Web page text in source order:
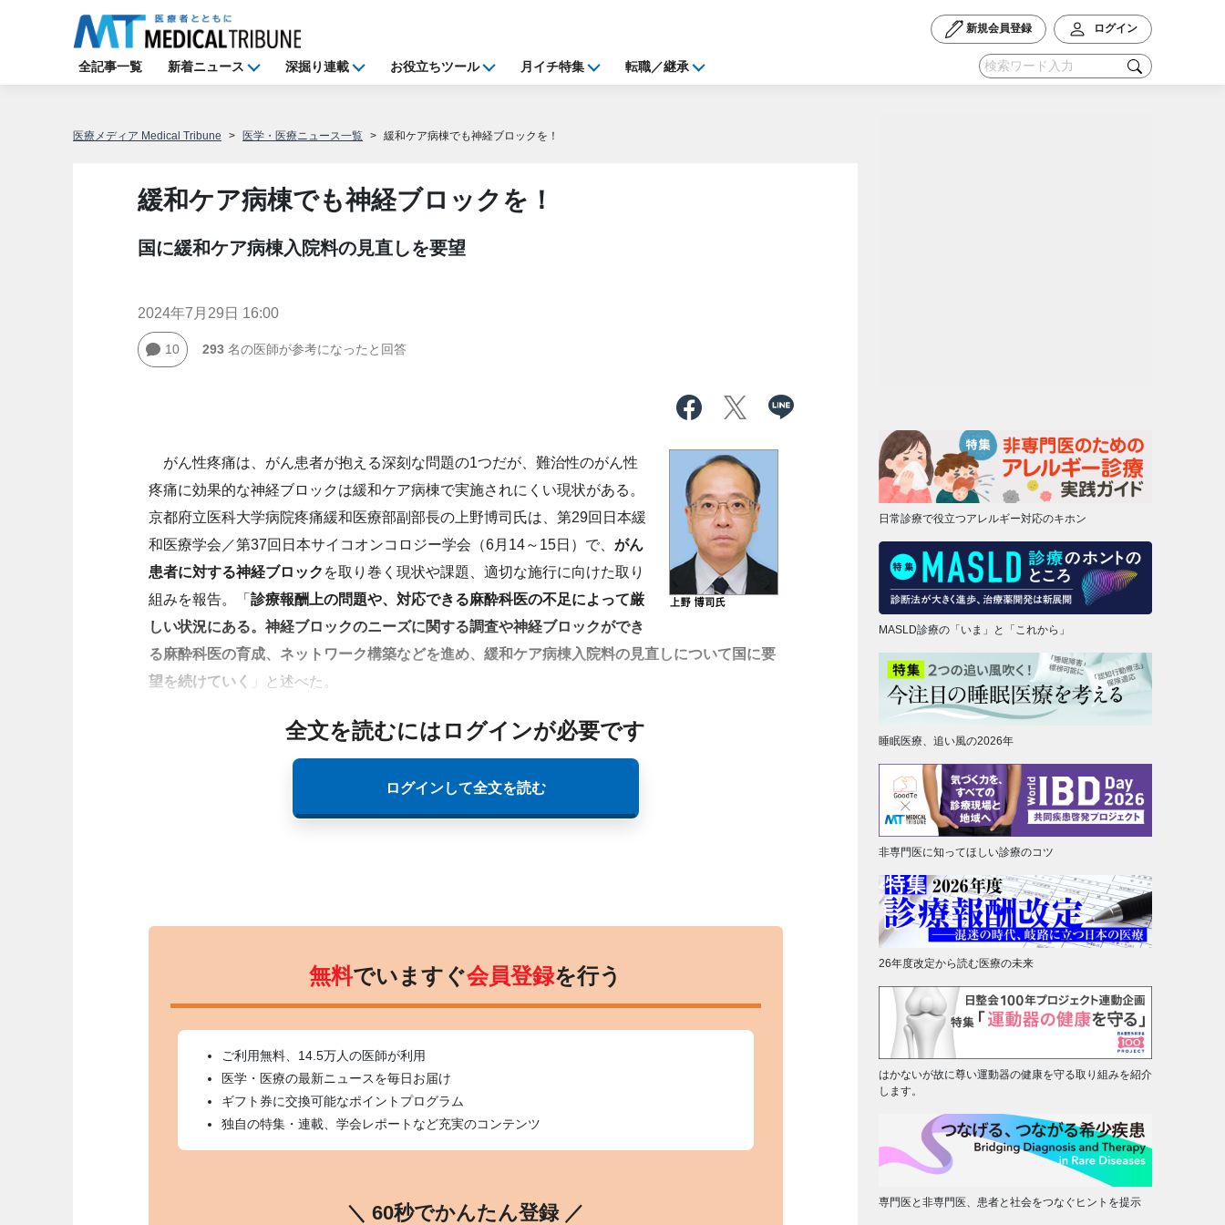
新規会員登録 ログイン
全記事一覧 新着ニュース 深掘り連載 お役立ちツール 月イチ特集 転職／継承
医療メディア Medical Tribune 医学・医療ニュース一覧 緩和ケア病棟でも神経ブロックを！
緩和ケア病棟でも神経ブロックを！
国に緩和ケア病棟入院料の見直しを要望
2024年7月29日 16:00
10 293名の医師が参考になったと回答
がん性疼痛は、がん患者が抱える深刻な問題の1つだが、難治性のがん性
疼痛に効果的な神経ブロックは緩和ケア病棟で実施されにくい現状がある。
京都府立医科大学病院疼痛緩和医療部副部長の上野博司氏は、第29回日本緩
和医療学会／第37回日本サイコオンコロジー学会（6月14～15日）で、 がん
患者に対する神経ブロック を取り巻く現状や課題、適切な施行に向けた取り
組みを報告。「 診療報酬上の問題や、対応できる麻酔科医の不足によって厳
しい状況にある。神経ブロックのニーズに関する調査や神経ブロックができ
る麻酔科医の育成、ネットワーク構築などを進め、緩和ケア病棟入院料の見直しについて国に要
望を続けていく
」と述べた。
全文を読むにはログインが必要です
ログインして全文を読む
無料でいますぐ会員登録を行う
ご利用無料、14.5万人の医師が利用
医学・医療の最新ニュースを毎日お届け
ギフト券に交換可能なポイントプログラム
独自の特集・連載、学会レポートなど充実のコンテンツ
＼ 60秒でかんたん登録 ／
日常診療で役立つアレルギー対応のキホン
MASLD診療の「いま」と「これから」
睡眠医療、追い風の2026年
非専門医に知ってほしい診療のコツ
26年度改定から読む医療の未来
はかないが故に尊い運動器の健康を守る取り組みを紹介
します。
専門医と非専門医、患者と社会をつなぐヒントを提示